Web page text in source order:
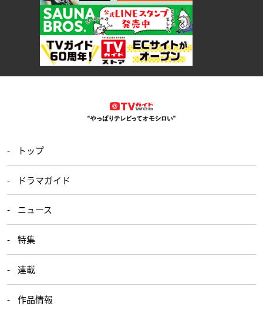
トップ
ドラマガイド
ニュース
特集
連載
作品情報